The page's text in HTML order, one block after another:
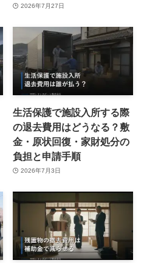
2026年7月27日
生活保護で施設入所する際
の退去費用はどうなる？敷
金・原状回復・家財処分の
負担と申請手順
2026年7月3日